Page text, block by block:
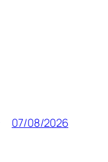
07/08/2026